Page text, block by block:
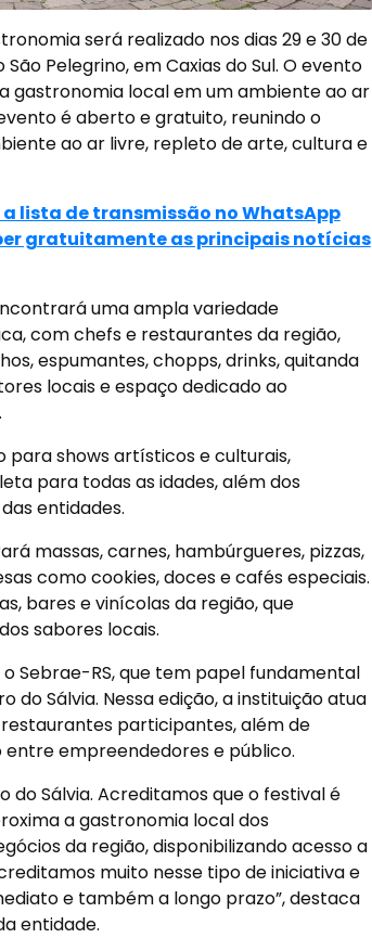
será realizado nos dias 29 e 30 de
Pelegrino, em Caxias do Sul. O evento
gastronomia local em um ambiente ao ar
é aberto e gratuito, reunindo o
ao ar livre, repleto de arte, cultura e
a lista de transmissão no WhatsApp
gratuitamente as principais notícias
uma ampla variedade
com chefs e restaurantes da região,
espumantes, chopps, drinks, quitanda
locais e espaço dedicado ao
shows artísticos e culturais,
para todas as idades, além dos
entidades.
massas, carnes, hambúrgueres, pizzas,
como cookies, doces e cafés especiais.
bares e vinícolas da região, que
sabores locais.
Sebrae-RS, que tem papel fundamental
Sálvia. Nessa edição, a instituição atua
participantes, além de
empreendedores e público.
do Sálvia. Acreditamos que o festival é
a gastronomia local dos
da região, disponibilizando acesso a
muito nesse tipo de iniciativa e
e também a longo prazo”, destaca
entidade.